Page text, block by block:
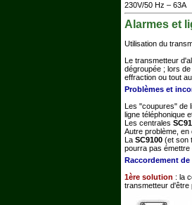
230V/50 Hz – 63A
Alarmes et
Utilisation du
Le transmetteur
dégroupée ; lors
effraction ou tout
Problèmes et
Les "coupures" de
ligne téléphonique
Les centrales
Autre problème, en
La SC9100 (et son
pourra pas émettre
Raccordement de
1ère solution : la
transmetteur d'être